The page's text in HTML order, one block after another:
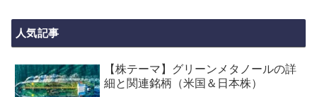
人気記事
【株テーマ】グリーンメタノールの詳
細と関連銘柄（米国＆日本株）